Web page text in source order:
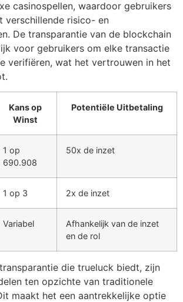
casinospellen, waardoor gebruikers
verschillende risico- en
De transparantie van de blockchain
voor gebruikers om elke transactie
verifiëren, wat het vertrouwen in het
Kans op
Winst
Potentiële Uitbetaling
1 op
690.908
50x de inzet
1 op 3 2x de inzet
Variabel
Afhankelijk van de inzet
en de rol
die trueluck biedt, zijn
ten opzichte van traditionele
maakt het een aantrekkelijke optie